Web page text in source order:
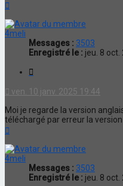
4meli
Messages : 3503
Enregistré le : jeu. 8 oct.
ven. 10 janv. 2025 19:44
Moi je regarde la version
téléchargé par erreur la
4meli
Messages : 3503
Enregistré le : jeu. 8 oct.